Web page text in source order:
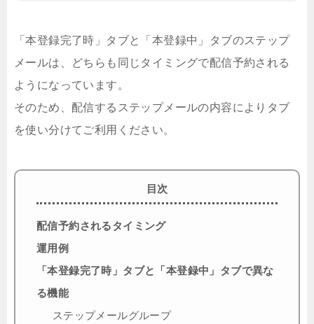
「本登録完了時」タブと「本登録中」タブのステップ
メールは、どちらも同じタイミングで配信予約される
ようになっています。
そのため、配信するステップメールの内容によりタブ
を使い分けてご利用ください。
目次
配信予約されるタイミング
運用例
「本登録完了時」タブと「本登録中」タブで異な
る機能
ステップメールグループ